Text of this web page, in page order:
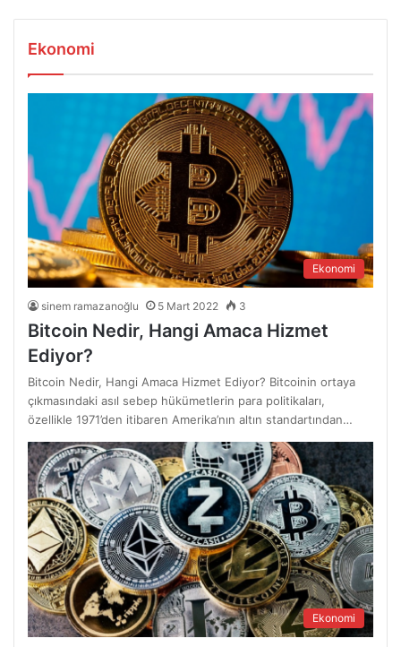
Ekonomi
Ekonomi
sinem ramazanoğlu 5 Mart 2022 3
Bitcoin Nedir, Hangi Amaca Hizmet
Ediyor?
Bitcoin Nedir, Hangi Amaca Hizmet Ediyor? Bitcoinin ortaya
çıkmasındaki asıl sebep hükümetlerin para politikaları,
özellikle 1971’den itibaren Amerika’nın altın standartından…
Ekonomi